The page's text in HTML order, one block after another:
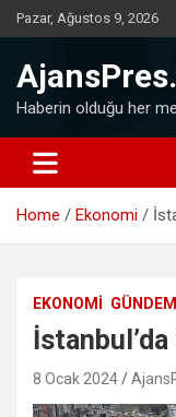
Skip
to
Pazar, Ağustos 9, 2026
Haberin olduğu her
Home Ekonomi
EKONOMI GÜNDEM
8 Ocak 2024